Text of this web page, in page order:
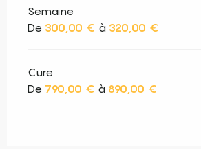
Semaine
De 300,00 € à 320,00 €
Cure
De 790,00 € à 890,00 €